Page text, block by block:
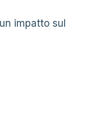
impatto sul